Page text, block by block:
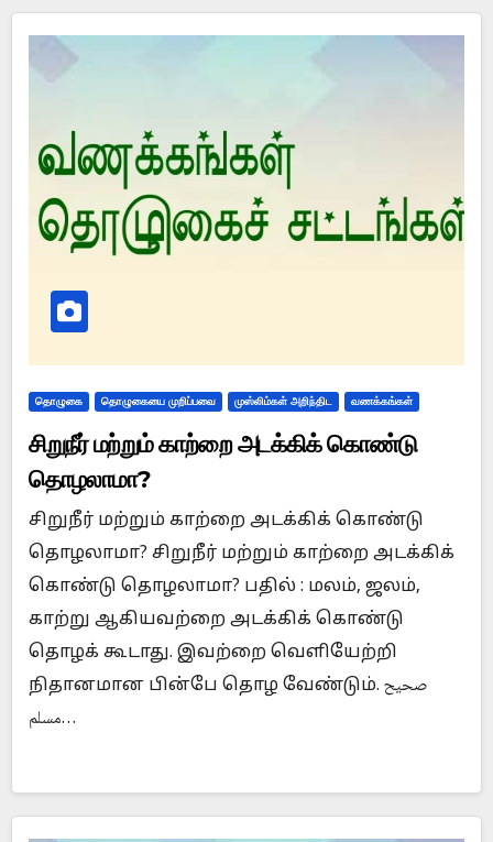
தொழுகை தொழுகையை முறிப்பவை முஸ்லிம்கள் அறிந்திட வணக்கங்கள்
சிறுநீர் மற்றும் காற்றை அடக்கிக் கொண்டு
தொழலாமா?
சிறுநீர் மற்றும் காற்றை அடக்கிக் கொண்டு
தொழலாமா? சிறுநீர் மற்றும் காற்றை அடக்கிக்
கொண்டு தொழலாமா? பதில் : மலம், ஜலம்,
காற்று ஆகியவற்றை அடக்கிக் கொண்டு
தொழக் கூடாது. இவற்றை வெளியேற்றி
நிதானமான பின்பே தொழ வேண்டும். صحيح
مسلم…